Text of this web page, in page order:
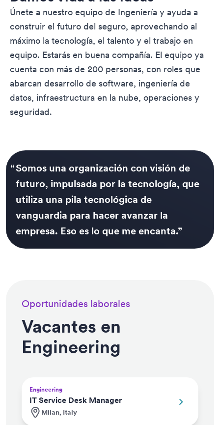
Únete a nuestro equipo de Ingeniería y ayuda a
construir el futuro del seguro, aprovechando al
máximo la tecnología, el talento y el trabajo en
equipo. Estarás en buena compañía. El equipo ya
cuenta con más de 200 personas, con roles que
abarcan desarrollo de software, ingeniería de
datos, infraestructura en la nube, operaciones y
seguridad.
“Somos una organización con visión de
futuro, impulsada por la tecnología, que
utiliza una pila tecnológica de
vanguardia para hacer avanzar la
empresa. Eso es lo que me encanta.”
Oportunidades laborales
Vacantes en
Engineering
IT Service Desk Manager
Engineering
Milan, Italy